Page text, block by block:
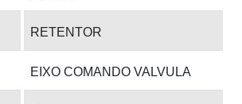
RETENTOR
EIXO COMANDO VALVULA